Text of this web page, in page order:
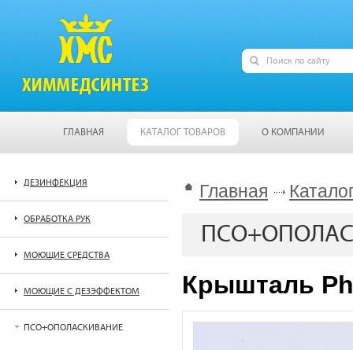
ГЛАВНАЯ КАТАЛОГ ТОВАРОВ О КОМПАНИИ
Главная
Крышталь
ДЕЗИНФЕКЦИЯ
ОБРАБОТКА РУК
МОЮЩИЕ СРЕДСТВА
МОЮЩИЕ С ДЕЗЭФФЕКТОМ
ПСО+ОПОЛАСКИВАНИЕ